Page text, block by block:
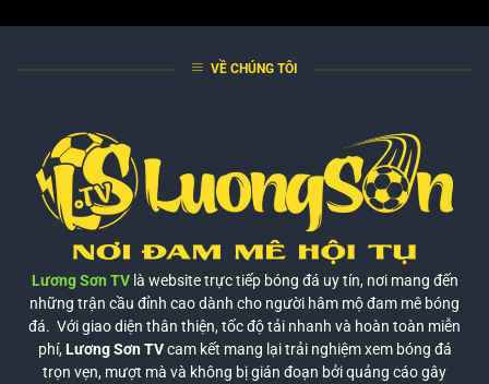
VỀ CHÚNG TÔI
Lương Sơn TVlà website trực tiếp bóng đá uy tín, nơi mang đến
những trận cầu đỉnh cao dành cho người hâm mộ đam mê bóng
đá. Với giao diện thân thiện, tốc độ tải nhanh và hoàn toàn miễn
phí, Lương Sơn TVcam kết mang lại trải nghiệm xem bóng đá
trọn vẹn, mượt mà và không bị gián đoạn bởi quảng cáo gây